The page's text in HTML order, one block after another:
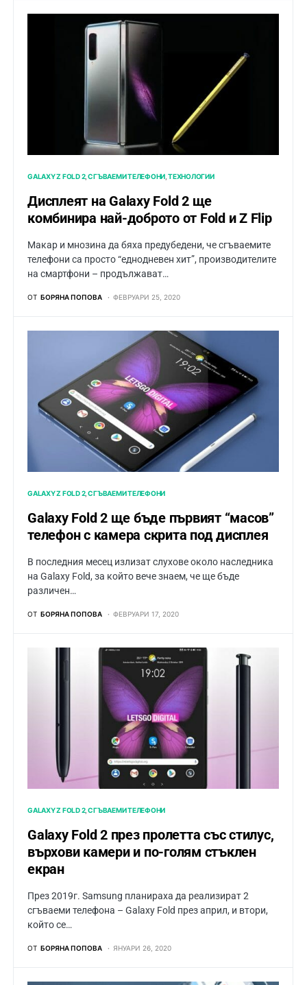
GALAXY Z FOLD 2 СГЪВАЕМИ ТЕЛЕФОНИ ТЕХНОЛОГИИ
Дисплеят на Galaxy Fold 2 ще
комбинира най-доброто от Fold и Z Flip
Макар и мнозина да бяха предубедени, че сгъваемите
телефони са просто “еднодневен хит”, производителите
на смартфони – продължaват…
ОТ БОРЯНА ПОПОВА ФЕВРУАРИ 25, 2020
GALAXY Z FOLD 2 СГЪВАЕМИ ТЕЛЕФОНИ
Galaxy Fold 2 ще бъде първият “масов”
телефон с камера скрита под дисплея
В последния месец излизат слухове около наследника
на Galaxy Fold, за който вече знаем, че ще бъде
различен…
ОТ БОРЯНА ПОПОВА ФЕВРУАРИ 17, 2020
GALAXY Z FOLD 2 СГЪВАЕМИ ТЕЛЕФОНИ
Galaxy Fold 2 през пролетта със стилус,
върхови камери и по-голям стъклен
екран
През 2019г. Samsung планираха да реализират 2
сгъваеми телефона – Galaxy Fold през април, и втори,
който се…
ОТ БОРЯНА ПОПОВА ЯНУАРИ 26, 2020